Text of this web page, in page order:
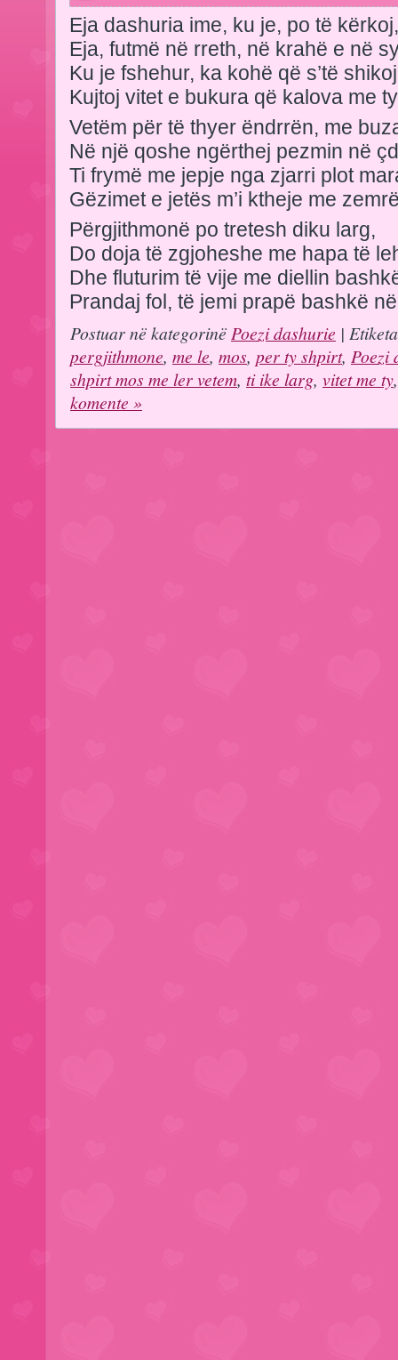
Eja dashuria ime, ku je, po të kërkoj,
Eja, futmë në rreth, në krahë e në
Ku je fshehur, ka kohë që s’të
Kujtoj vitet e bukura që kalova me
Vetëm për të thyer ëndrrën, me
Në një qoshe ngërthej pezmin në
Ti frymë me jepje nga zjarri plot
Gëzimet e jetës m’i ktheje me
Përgjithmonë po tretesh diku larg,
Do doja të zgjoheshe me hapa të
Dhe fluturim të vije me diellin
Prandaj fol, të jemi prapë bashkë
Postuar në kategorinë Poezi dashurie |
pergjithmone, me le, mos, per ty shpirt, Poezi
shpirt mos me ler vetem, ti ike larg, vitet me ty
komente »